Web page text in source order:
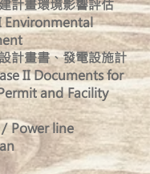
計畫環境影響評估
Environmental
計畫書、發電設施計
II Documents for
and Facility
/ Power line